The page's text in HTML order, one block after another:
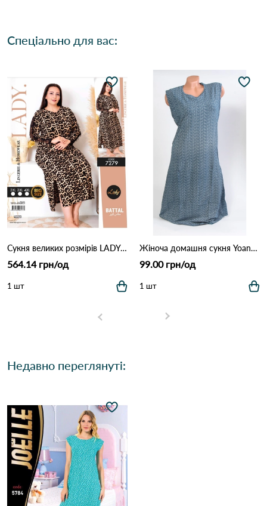
Спеціально для вас:
Сукня великих розмірів LADY 7279 Леопардовий
564.14 грн/од
1 шт
Жіноча домашня сукня Yoanna Vera 5728 Як на фото
99.00 грн/од
1 шт
Недавно переглянуті: